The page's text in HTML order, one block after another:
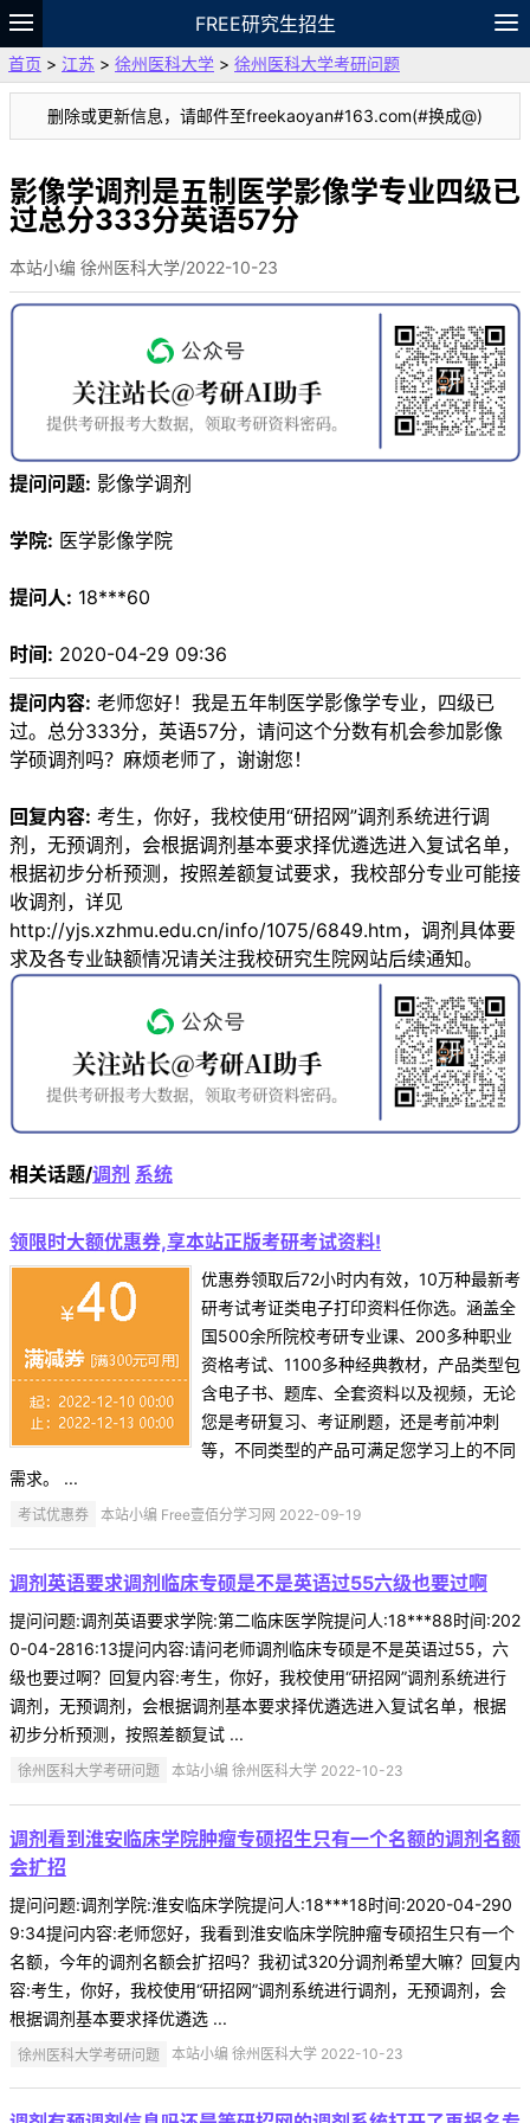
FREE研究生招生
题库
故事 专题 APP 笔记
论坛
VIP
资料
首页 > 江苏 > 徐州医科大学 > 徐州医科大学考研问题
删除或更新信息，请邮件至freekaoyan#163.com(#换成@)
影像学调剂是五制医学影像学专业四级已
过总分333分英语57分
本站小编 徐州医科大学/2022-10-23
提问问题: 影像学调剂
学院: 医学影像学院
提问人: 18***60
时间: 2020-04-29 09:36
提问内容: 老师您好！我是五年制医学影像学专业，四级已
过。总分333分，英语57分，请问这个分数有机会参加影像
学硕调剂吗？麻烦老师了，谢谢您！
回复内容: 考生，你好，我校使用“研招网”调剂系统进行调
剂，无预调剂，会根据调剂基本要求择优遴选进入复试名单，
根据初步分析预测，按照差额复试要求，我校部分专业可能接
收调剂，详见
http://yjs.xzhmu.edu.cn/info/1075/6849.htm，调剂具体要
求及各专业缺额情况请关注我校研究生院网站后续通知。
相关话题/调剂 系统
领限时大额优惠券,享本站正版考研考试资料!
优惠券领取后72小时内有效，10万种最新考
研考试考证类电子打印资料任你选。涵盖全
国500余所院校考研专业课、200多种职业
资格考试、1100多种经典教材，产品类型包
含电子书、题库、全套资料以及视频，无论
您是考研复习、考证刷题，还是考前冲刺
等，不同类型的产品可满足您学习上的不同
需求。 ...
考试优惠券 本站小编 Free壹佰分学习网 2022-09-19
调剂英语要求调剂临床专硕是不是英语过55六级也要过啊
提问问题:调剂英语要求学院:第二临床医学院提问人:18***88时间:202
0-04-2816:13提问内容:请问老师调剂临床专硕是不是英语过55，六
级也要过啊？回复内容:考生，你好，我校使用“研招网”调剂系统进行
调剂，无预调剂，会根据调剂基本要求择优遴选进入复试名单，根据
初步分析预测，按照差额复试 ...
徐州医科大学考研问题 本站小编 徐州医科大学 2022-10-23
调剂看到淮安临床学院肿瘤专硕招生只有一个名额的调剂名额
会扩招
提问问题:调剂学院:淮安临床学院提问人:18***18时间:2020-04-290
9:34提问内容:老师您好，我看到淮安临床学院肿瘤专硕招生只有一个
名额，今年的调剂名额会扩招吗？我初试320分调剂希望大嘛？回复内
容:考生，你好，我校使用“研招网”调剂系统进行调剂，无预调剂，会
根据调剂基本要求择优遴选 ...
徐州医科大学考研问题 本站小编 徐州医科大学 2022-10-23